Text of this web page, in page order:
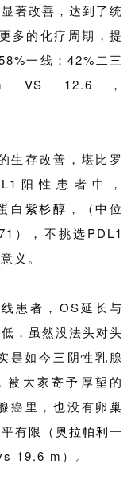
著改善，达到了统
多的化疗周期，提
一线；42%二三
VS 12.6，
生存改善，堪比 罗
阳性患者中，
白 紫杉醇 ，（中位
），不挑选PDL1
义。
患者，OS延长与
，虽然没法头对头
是如今三阴性乳腺
被大家寄予厚望的
癌里，也没有卵巢
有限（奥拉帕利一
19.6 m）。